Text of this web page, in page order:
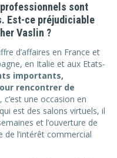
sont
Est-ce préjudiciable
Vaslin ?
d’affaires en France et
en Italie et aux Etats-
importants,
rencontrer de
c’est une occasion en
est des salons virtuels, il
et l’ouverture de
de l’intérêt commercial